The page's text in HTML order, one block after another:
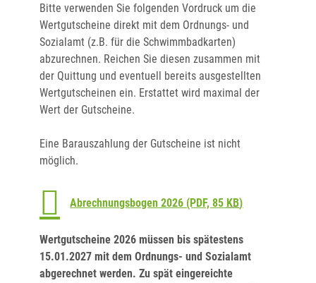
Bitte verwenden Sie folgenden Vordruck um die
Wertgutscheine direkt mit dem Ordnungs- und
Sozialamt (z.B. für die Schwimmbadkarten)
abzurechnen. Reichen Sie diesen zusammen mit
der Quittung und eventuell bereits ausgestellten
Wertgutscheinen ein. Erstattet wird maximal der
Wert der Gutscheine.
Eine Barauszahlung der Gutscheine ist nicht
möglich.
Abrechnungsbogen 2026 (PDF, 85 KB)
Wertgutscheine 2026 müssen bis spätestens
15.01.2027 mit dem Ordnungs- und Sozialamt
abgerechnet werden. Zu spät eingereichte